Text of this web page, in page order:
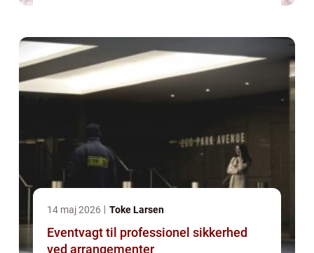
14 maj 2026 Toke Larsen
Eventvagt til professionel sikkerhed
ved arrangementer